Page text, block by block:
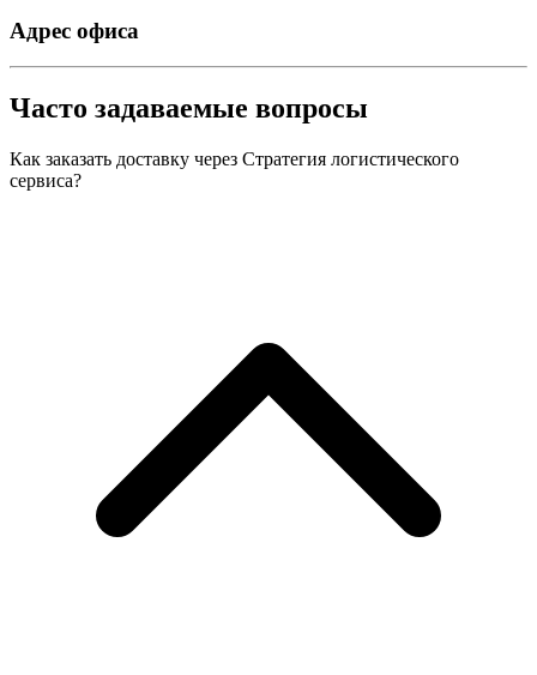
Адрес офиса
Часто задаваемые вопросы
Как заказать доставку через Стратегия логистического
сервиса?